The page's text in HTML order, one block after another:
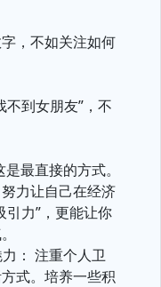
，不如关注如何
不到女朋友”，不
最直接的方式。
力让自己在经济
引力”，更能让你
： 注重个人卫
式。培养一些积